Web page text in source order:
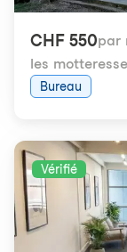
CHF 550par
les
Bureau
Vérifié